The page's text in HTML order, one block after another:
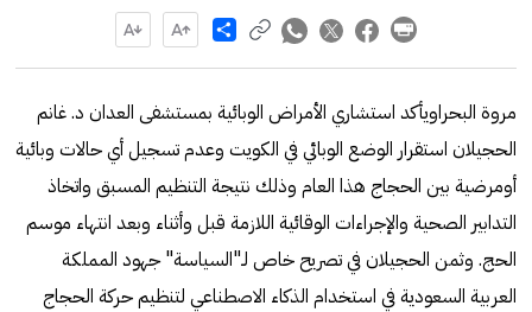
Share
مروة البحراويأكد استشاري الأمراض الوبائية بمستشفى العدان د. غانم
الحجيلان استقرار الوضع الوبائي في الكويت وعدم تسجيل أي حالات وبائية
أومرضية بين الحجاج هذا العام وذلك نتيجة التنظيم المسبق واتخاذ
التدابير الصحية والإجراءات الوقائية اللازمة قبل وأثناء وبعد انتهاء موسم
الحج. وثمن الحجيلان في تصريح خاص لـ"السياسة" جهود المملكة
العربية السعودية في استخدام الذكاء الاصطناعي لتنظيم حركة الحجاج